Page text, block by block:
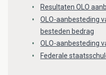
Resultaten OLO
OLO-aanbesteding
besteden bedrag
OLO-aanbesteding
Federale